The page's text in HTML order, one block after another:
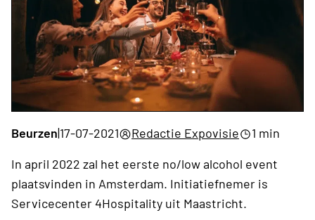
Beurzen|17-07-2021 Redactie Expovisie
1 min
In april 2022 zal het eerste no/low alcohol event
plaatsvinden in Amsterdam. Initiatiefnemer is
Servicecenter 4Hospitality uit Maastricht.